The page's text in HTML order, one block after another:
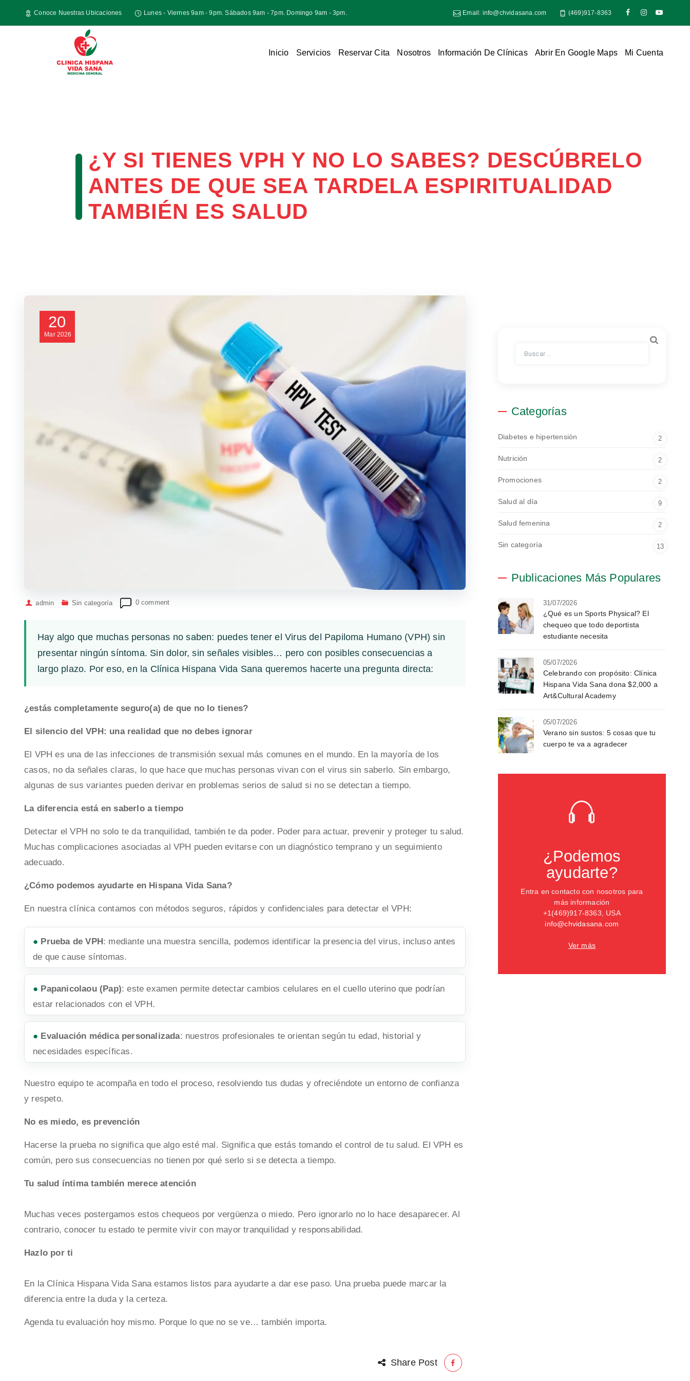
Conoce Nuestras Ubicaciones Lunes - Viernes 9am - 9pm. Sábados 9am - 7pm. Domingo 9am - 3pm. Email: info@chvidasana.com (469)917-8363
Inicio Servicios Reservar Cita Nosotros Información De Clínicas Abrir En Google Maps Mi Cuenta
¿Y SI TIENES VPH Y NO LO SABES? DESCÚBRELO
ANTES DE QUE SEA TARDELA ESPIRITUALIDAD
TAMBIÉN ES SALUD
20
Mar 2026
admin Sin categoría 0 comment
Hay algo que muchas personas no saben: puedes tener el Virus del Papiloma Humano (VPH) sin
presentar ningún síntoma. Sin dolor, sin señales visibles… pero con posibles consecuencias a
largo plazo. Por eso, en la Clínica Hispana Vida Sana queremos hacerte una pregunta directa:
¿estás completamente seguro(a) de que no lo tienes?
El silencio del VPH: una realidad que no debes ignorar
El VPH es una de las infecciones de transmisión sexual más comunes en el mundo. En la mayoría de los
casos, no da señales claras, lo que hace que muchas personas vivan con el virus sin saberlo. Sin embargo,
algunas de sus variantes pueden derivar en problemas serios de salud si no se detectan a tiempo.
La diferencia está en saberlo a tiempo
Detectar el VPH no solo te da tranquilidad, también te da poder. Poder para actuar, prevenir y proteger tu salud.
Muchas complicaciones asociadas al VPH pueden evitarse con un diagnóstico temprano y un seguimiento
adecuado.
¿Cómo podemos ayudarte en Hispana Vida Sana?
En nuestra clínica contamos con métodos seguros, rápidos y confidenciales para detectar el VPH:
● Prueba de VPH: mediante una muestra sencilla, podemos identificar la presencia del virus, incluso antes
de que cause síntomas.
● Papanicolaou (Pap): este examen permite detectar cambios celulares en el cuello uterino que podrían
estar relacionados con el VPH.
● Evaluación médica personalizada: nuestros profesionales te orientan según tu edad, historial y
necesidades específicas.
Nuestro equipo te acompaña en todo el proceso, resolviendo tus dudas y ofreciéndote un entorno de confianza
y respeto.
No es miedo, es prevención
Hacerse la prueba no significa que algo esté mal. Significa que estás tomando el control de tu salud. El VPH es
común, pero sus consecuencias no tienen por qué serlo si se detecta a tiempo.
Tu salud íntima también merece atención
Muchas veces postergamos estos chequeos por vergüenza o miedo. Pero ignorarlo no lo hace desaparecer. Al
contrario, conocer tu estado te permite vivir con mayor tranquilidad y responsabilidad.
Hazlo por ti
En la Clínica Hispana Vida Sana estamos listos para ayudarte a dar ese paso. Una prueba puede marcar la
diferencia entre la duda y la certeza.
Agenda tu evaluación hoy mismo. Porque lo que no se ve… también importa.
Share Post
Categorías
Diabetes e hipertensión 2
Nutrición 2
Promociones 2
Salud al día 9
Salud femenina 2
Sin categoría 13
Publicaciones Más Populares
31/07/2026
¿Qué es un Sports Physical? El
chequeo que todo deportista
estudiante necesita
05/07/2026
Celebrando con propósito: Clínica
Hispana Vida Sana dona $2,000 a
Art&Cultural Academy
05/07/2026
Verano sin sustos: 5 cosas que tu
cuerpo te va a agradecer
¿Podemos
ayudarte?
Entra en contacto con nosotros para
más información
+1(469)917-8363, USA
info@chvidasana.com
Ver más